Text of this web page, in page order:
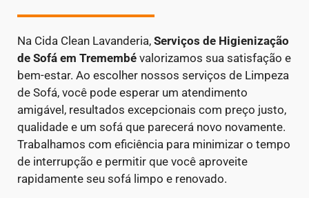
Na Cida Clean Lavanderia, Serviços de Higienização
de Sofá em Tremembé valorizamos sua satisfação e
bem-estar. Ao escolher nossos serviços de Limpeza
de Sofá, você pode esperar um atendimento
amigável, resultados excepcionais com preço justo,
qualidade e um sofá que parecerá novo novamente.
Trabalhamos com eficiência para minimizar o tempo
de interrupção e permitir que você aproveite
rapidamente seu sofá limpo e renovado.